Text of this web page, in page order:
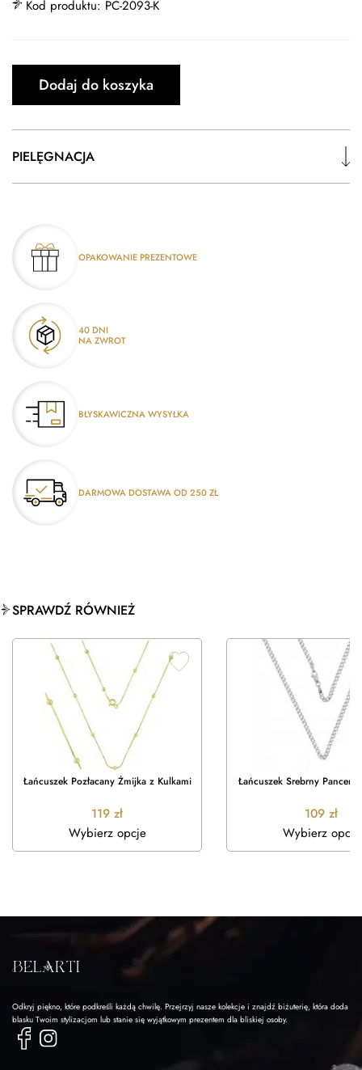
Kod produktu: PC-2093-K
Dodaj do koszyka
PIELĘGNACJA
OPAKOWANIE PREZENTOWE
40 DNI
NA ZWROT
BŁYSKAWICZNA WYSYŁKA
DARMOWA DOSTAWA OD 250 ZŁ
SPRAWDŹ RÓWNIEŻ
Łańcuszek Pozłacany Żmijka z Kulkami
119 zł
Wybierz opcje
Łańcuszek Srebrny
109 zł
Wybierz opcje
Odkryj piękno, które podkreśli każdą chwilę. Przejrzyj nasze kolekcje i znajdź biżuterię, która doda
blasku Twoim stylizacjom lub stanie się wyjątkowym prezentem dla bliskiej osoby.